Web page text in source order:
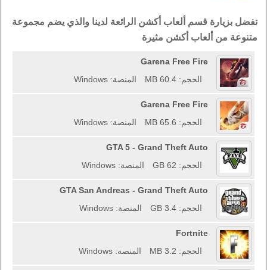
تفضل بزيارة قسم ألعاب أكشن الرائعة لدينا والذي يضم مجموعة
متنوعة من ألعاب أكشن مثيرة
Garena Free Fire
الحجم: 60.4 MB
المنصة: Windows
Garena Free Fire
الحجم: 65.6 MB
المنصة: Windows
GTA 5 - Grand Theft Auto
الحجم: 62 GB
المنصة: Windows
GTA San Andreas - Grand Theft Auto
الحجم: 3.4 GB
المنصة: Windows
Fortnite
الحجم: 3.2 MB
المنصة: Windows